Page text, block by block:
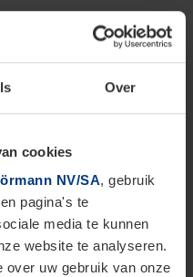
Over
cookies
NV/SA, gebruik
pagina's te
media te kunnen
website te analyseren.
over uw gebruik van onze